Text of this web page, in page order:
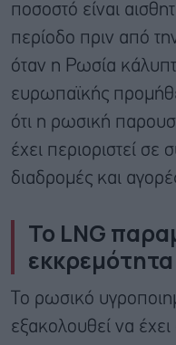
ποσοστό είναι
περίοδο πριν από
όταν η Ρωσία
ευρωπαϊκής
ότι η ρωσική
έχει περιοριστεί σε
διαδρομές και
Το LNG
εκκρεμότητα
Το ρωσικό
εξακολουθεί να